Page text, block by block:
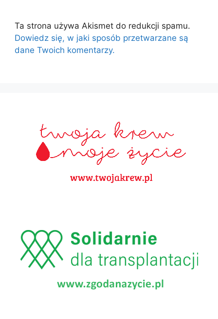
Ta strona używa Akismet do redukcji spamu.
Dowiedz się, w jaki sposób przetwarzane są
dane Twoich komentarzy.